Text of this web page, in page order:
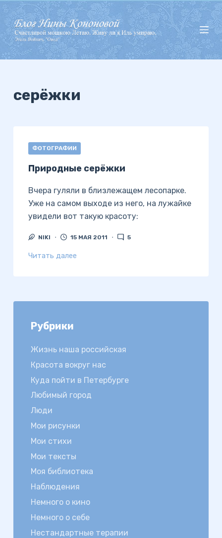
П
е
р
е
й
серёжки
ФОТОГРАФИИ
Природные серёжки
Вчера гуляли в близлежащем лесопарке.
Уже на самом выходе из него, на лужайке
увидели вот такую красоту:
NIKI 15 МАЯ 2011 5
Читать далее
Рубрики
Жизнь наша российская
Красота вокруг нас
Куда пойти в Петербурге
Любимый город
Люди
Мои рисунки
Мои стихи
Мои тексты
Моя библиотека
Наблюдения
Немного о кино
Немного о себе
Нестандартные терапии